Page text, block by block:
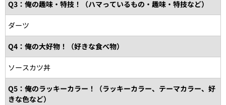
Q3：俺の趣味・特技！（ハマっているもの・趣味・特技など）
ダーツ
Q4：俺の大好物！（好きな食べ物）
ソースカツ丼
Q5：俺のラッキーカラー！（ラッキーカラー、テーマカラー、好
きな色など）